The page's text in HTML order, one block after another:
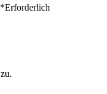
*Erforderlich
zu.